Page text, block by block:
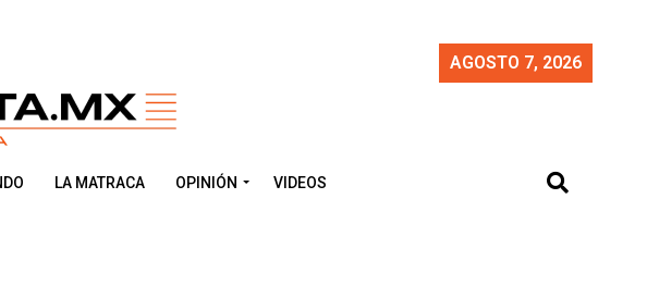
AGOSTO 7, 2026
LA MATRACA OPINIÓN VIDEOS